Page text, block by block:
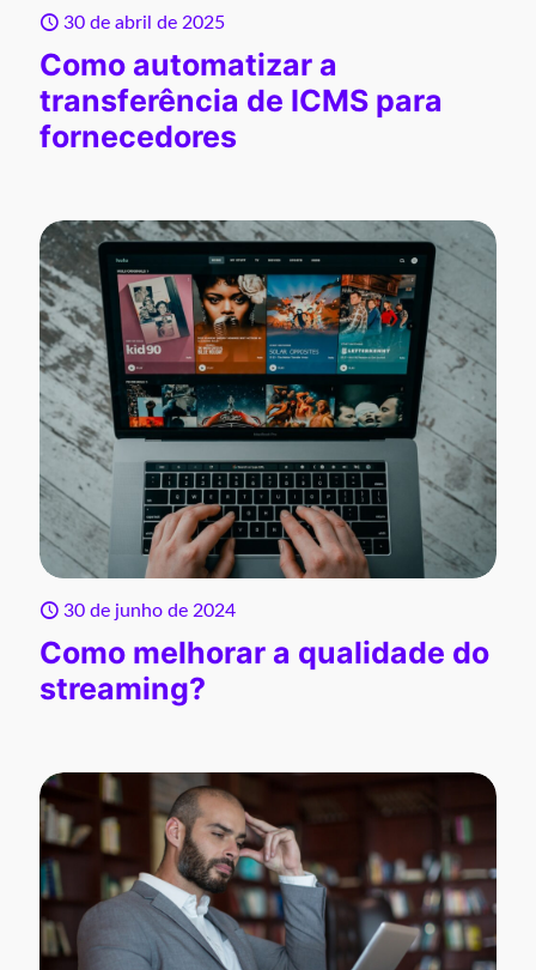
30 de abril de 2025
Como automatizar a
transferência de ICMS para
fornecedores
30 de junho de 2024
Como melhorar a qualidade do
streaming?